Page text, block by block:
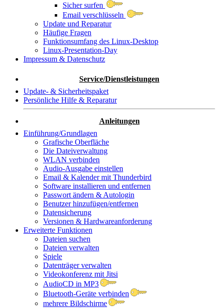
Sicher surfen
Email verschlüsseln
Update und Reparatur
Häufige Fragen
Funktionsumfang des Linux-Desktop
Linux-Presentation-Day
Impressum & Datenschutz
Service/Dienstleistungen
Update- & Sicherheitspaket
Persönliche Hilfe & Reparatur
Anleitungen
Einführung/Grundlagen
Grafische Oberfläche
Die Dateiverwaltung
WLAN verbinden
Audio-Ausgabe einstellen
Email & Kalender mit Thunderbird
Software installieren und entfernen
Passwort ändern & Autologin
Benutzer hinzufügen/entfernen
Datensicherung
Versionen & Hardwareanforderung
Erweiterte Funktionen
Dateien suchen
Dateien verwalten
Spiele
Datenträger verwalten
Videokonferenz mit Jitsi
AudioCD in MP3
Bluetooth-Geräte verbinden
mehrere Bildschirme